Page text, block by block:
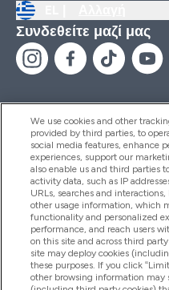
Συνδεθείτε μαζί μας
Βοήθεια &
Προϊόντα
Εταιρικές
We use cookies and other
provided by third parties, to
social media features, enhance
experiences, support our
also enable us and third parties
activity data, such as IP
URLs, searches and
other usage information, which
functionality and personalized
performance, and reach users
on this site and across third
site may deploy cookies
these purposes. If you click
other browsing information may